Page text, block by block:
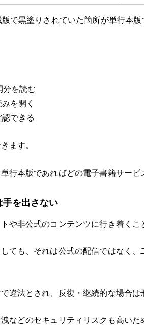
で黒塗りされていた箇所が単行本
を読む
を開く
できる
ます。
行本版であればどの電子書籍サービ
を出さない
や非公式のコンテンツに行き着くこ
ても、それは公式の配信ではなく
違法とされ、反復・継続的な場合は
などのセキュリティリスクも高い